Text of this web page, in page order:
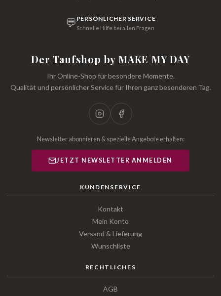
💬 PERSÖNLICHER SERVICE
Schnelle Hilfe bei allen Fragen
Der Taufshop by MAKE MY DAY
Ihr Online-Shop für besondere Momente.
Qualität und persönlicher Service für Ihren ganz besonderen Tag.
Newsletter abonnieren & spezielle Angebote erhalten:
JETZT NEWSLETTER ANMELDEN
KUNDENSERVICE
Kontakt
Mein Konto
Versand & Lieferung
Wunschliste
RECHTLICHES
AGB